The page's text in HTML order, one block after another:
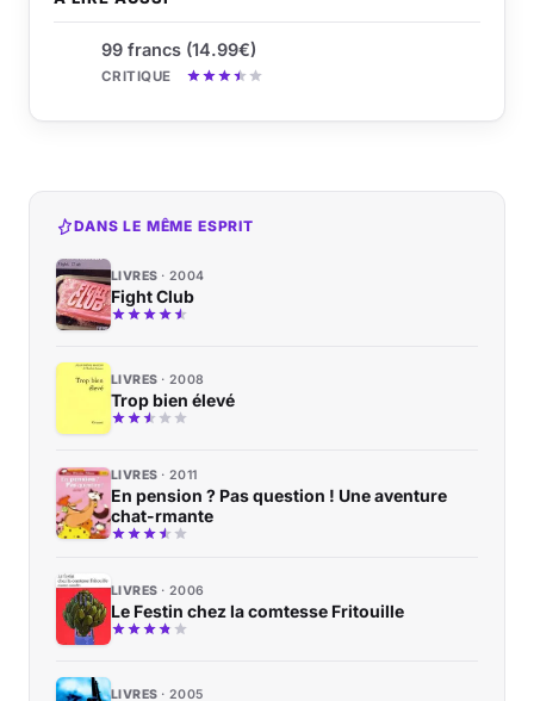
99 francs (14.99€)
CRITIQUE
DANS LE MÊME ESPRIT
LIVRES 2004
Fight Club
LIVRES 2008
Trop bien élevé
LIVRES 2011
En pension ? Pas question ! Une aventure
chat-rmante
LIVRES 2006
Le Festin chez la comtesse Fritouille
LIVRES 2005